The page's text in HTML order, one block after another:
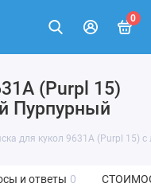
0
(Purpl 15)
Пурпурный
для кукол 9631A (Purpl 15)
и ответы 0